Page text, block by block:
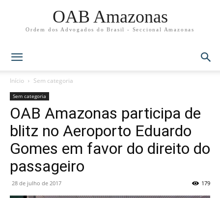
OAB Amazonas
Ordem dos Advogados do Brasil - Seccional Amazonas
Início Sem categoria
Sem categoria
OAB Amazonas participa de
blitz no Aeroporto Eduardo
Gomes em favor do direito do
passageiro
28 de julho de 2017 179